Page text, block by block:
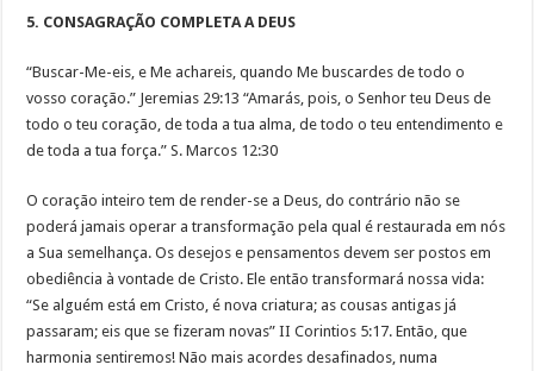
5. CONSAGRAÇÃO COMPLETA A DEUS
“Buscar-Me-eis, e Me achareis, quando Me buscardes de todo o
vosso coração.” Jeremias 29:13 “Amarás, pois, o Senhor teu Deus de
todo o teu coração, de toda a tua alma, de todo o teu entendimento e
de toda a tua força.” S. Marcos 12:30
O coração inteiro tem de render-se a Deus, do contrário não se
poderá jamais operar a transformação pela qual é restaurada em nós
a Sua semelhança. Os desejos e pensamentos devem ser postos em
obediência à vontade de Cristo. Ele então transformará nossa vida:
“Se alguém está em Cristo, é nova criatura; as cousas antigas já
passaram; eis que se fizeram novas” II Corintios 5:17. Então, que
harmonia sentiremos! Não mais acordes desafinados, numa